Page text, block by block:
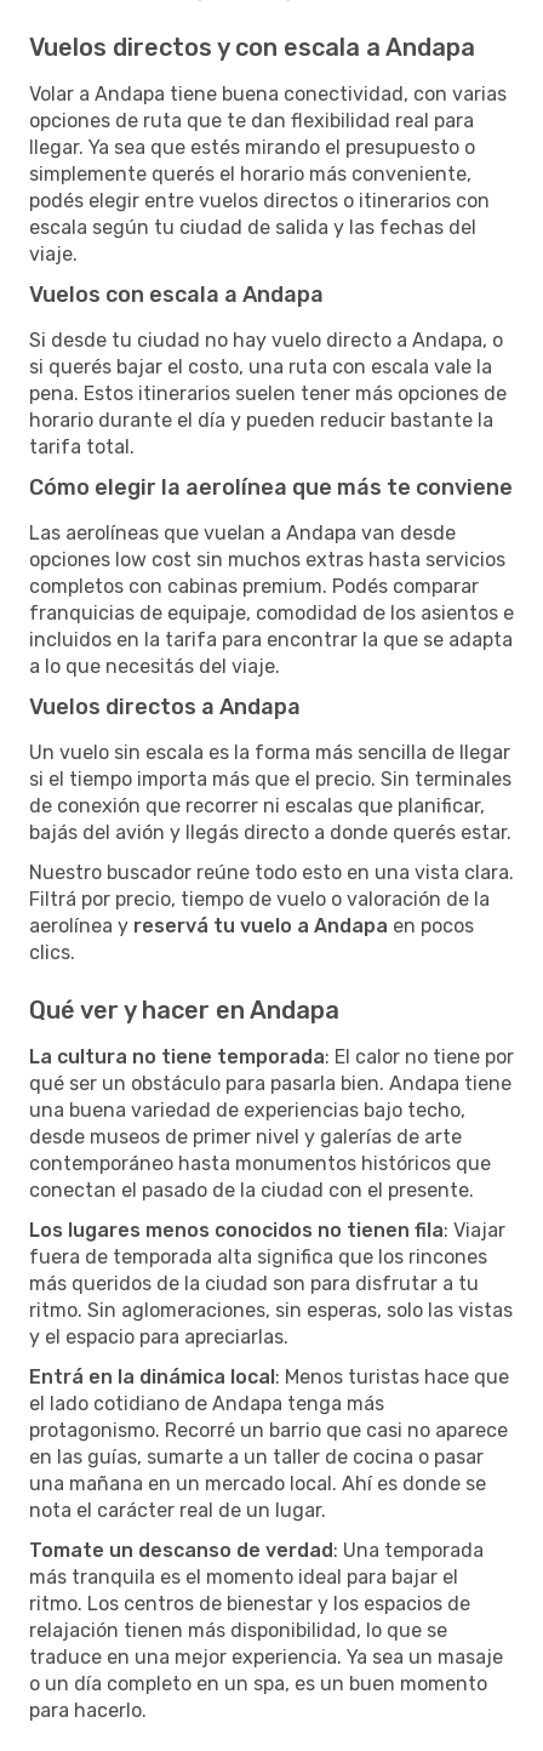
Vuelos directos y con escala a Andapa
Volar a Andapa tiene buena conectividad, con varias
opciones de ruta que te dan flexibilidad real para
llegar. Ya sea que estés mirando el presupuesto o
simplemente querés el horario más conveniente,
podés elegir entre vuelos directos o itinerarios con
escala según tu ciudad de salida y las fechas del
viaje.
Vuelos con escala a Andapa
Si desde tu ciudad no hay vuelo directo a Andapa, o
si querés bajar el costo, una ruta con escala vale la
pena. Estos itinerarios suelen tener más opciones de
horario durante el día y pueden reducir bastante la
tarifa total.
Cómo elegir la aerolínea que más te conviene
Las aerolíneas que vuelan a Andapa van desde
opciones low cost sin muchos extras hasta servicios
completos con cabinas premium. Podés comparar
franquicias de equipaje, comodidad de los asientos e
incluidos en la tarifa para encontrar la que se adapta
a lo que necesitás del viaje.
Vuelos directos a Andapa
Un vuelo sin escala es la forma más sencilla de llegar
si el tiempo importa más que el precio. Sin terminales
de conexión que recorrer ni escalas que planificar,
bajás del avión y llegás directo a donde querés estar.
Nuestro buscador reúne todo esto en una vista clara.
Filtrá por precio, tiempo de vuelo o valoración de la
aerolínea y reservá tu vuelo a Andapa en pocos
clics.
Qué ver y hacer en Andapa
La cultura no tiene temporada: El calor no tiene por
qué ser un obstáculo para pasarla bien. Andapa tiene
una buena variedad de experiencias bajo techo,
desde museos de primer nivel y galerías de arte
contemporáneo hasta monumentos históricos que
conectan el pasado de la ciudad con el presente.
Los lugares menos conocidos no tienen fila: Viajar
fuera de temporada alta significa que los rincones
más queridos de la ciudad son para disfrutar a tu
ritmo. Sin aglomeraciones, sin esperas, solo las vistas
y el espacio para apreciarlas.
Entrá en la dinámica local: Menos turistas hace que
el lado cotidiano de Andapa tenga más
protagonismo. Recorré un barrio que casi no aparece
en las guías, sumarte a un taller de cocina o pasar
una mañana en un mercado local. Ahí es donde se
nota el carácter real de un lugar.
Tomate un descanso de verdad: Una temporada
más tranquila es el momento ideal para bajar el
ritmo. Los centros de bienestar y los espacios de
relajación tienen más disponibilidad, lo que se
traduce en una mejor experiencia. Ya sea un masaje
o un día completo en un spa, es un buen momento
para hacerlo.